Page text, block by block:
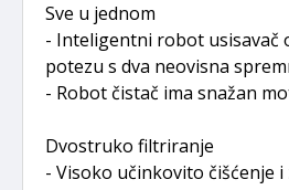
Sve u jednom
- Inteligentni robot usisavač
potezu s dva neovisna
- Robot čistač ima snažan
Dvostruko filtriranje
- Visoko učinkovito čišćenje